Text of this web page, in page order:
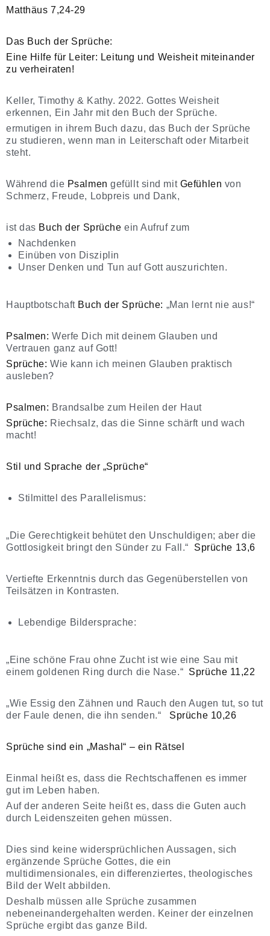
Matthäus 7,24-29
Das Buch der Sprüche:
Eine Hilfe für Leiter: Leitung und Weisheit miteinander
zu verheiraten!
Keller, Timothy & Kathy. 2022.Gottes Weisheit
erkennen, Ein Jahr mit den Buch der Sprüche.
ermutigen in ihrem Buch dazu, das Buch der Sprüche
zu studieren, wenn man in Leiterschaft oder Mitarbeit
steht.
Während die Psalmen gefüllt sind mit Gefühlen von
Schmerz, Freude, Lobpreis und Dank,
ist das Buch der Sprücheein Aufruf zum
Nachdenken
Einüben von Disziplin
Unser Denken und Tun auf Gott auszurichten.
Hauptbotschaft Buch der Sprüche: „Man lernt nie aus!“
Psalmen:Werfe Dich mit deinem Glauben und
Vertrauen ganz auf Gott!
Sprüche:Wie kann ich meinen Glauben praktisch
ausleben?
Psalmen: Brandsalbe zum Heilen der Haut
Sprüche: Riechsalz, das die Sinne schärft und wach
macht!
Stil und Sprache der „Sprüche“
Stilmittel des Parallelismus:
„Die Gerechtigkeit behütet den Unschuldigen; aber die
Gottlosigkeit bringt den Sünder zu Fall.“ Sprüche 13,6
Vertiefte Erkenntnis durch das Gegenüberstellen von
Teilsätzen in Kontrasten.
Lebendige Bildersprache:
„Eine schöne Frau ohne Zucht ist wie eine Sau mit
einem goldenen Ring durch die Nase.“ Sprüche 11,22
„Wie Essig den Zähnen und Rauch den Augen tut, so tut
der Faule denen, die ihn senden.“ Sprüche 10,26
Sprüche sind ein „Mashal“ – ein Rätsel
Einmal heißt es, dass die Rechtschaffenen es immer
gut im Leben haben.
Auf der anderen Seite heißt es, dass die Guten auch
durch Leidenszeiten gehen müssen.
Dies sind keine widersprüchlichen Aussagen, sich
ergänzende Sprüche Gottes, die ein
multidimensionales, ein differenziertes, theologisches
Bild der Welt abbilden.
Deshalb müssen alle Sprüche zusammen
nebeneinandergehalten werden. Keiner der einzelnen
Sprüche ergibt das ganze Bild.